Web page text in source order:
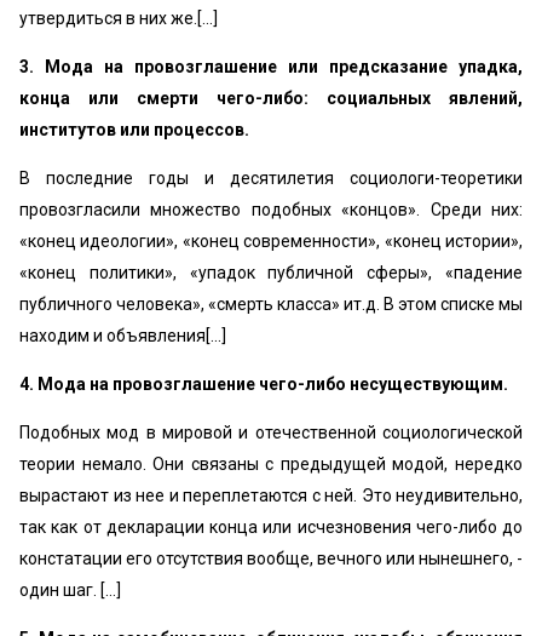
утвердиться в них же.[...]
3. Мода на провозглашение или предсказание упадка,
конца или смерти чего-либо: социальных явлений,
институтов или процессов.
В последние годы и десятилетия социологи-теоретики
провозгласили множество подобных «концов». Среди них:
«конец идеологии», «конец современности», «конец истории»,
«конец политики», «упадок публичной сферы», «падение
публичного человека», «смерть класса» ит.д. В этом списке мы
находим и объявления[...]
4. Мода на провозглашение чего-либо несуществующим.
Подобных мод в мировой и отечественной социологической
теории немало. Они связаны с предыдущей модой, нередко
вырастают из нее и переплетаются с ней. Это неудивительно,
так как от декларации конца или исчезновения чего-либо до
констатации его отсутствия вообще, вечного или нынешнего, -
один шаг. [...]